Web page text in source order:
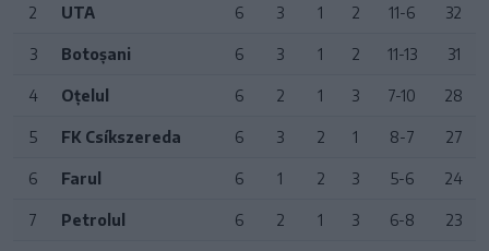
2 UTA 6 3 1 2 11-6 32
3 Botoșani 6 3 1 2 11-13 31
4 Oțelul 6 2 1 3 7-10 28
5 FK Csíkszereda 6 3 2 1 8-7 27
6 Farul 6 1 2 3 5-6 24
7 Petrolul 6 2 1 3 6-8 23